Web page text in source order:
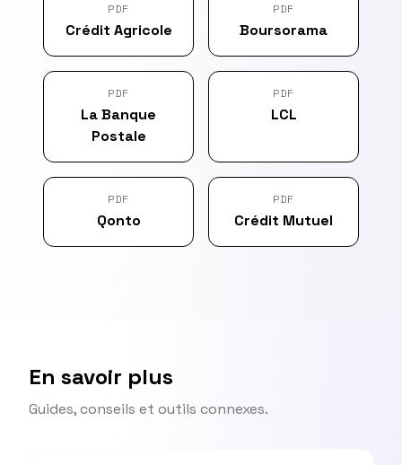
PDF
Crédit Agricole
PDF
Boursorama
PDF
La Banque
Postale
PDF
LCL
PDF
Qonto
PDF
Crédit Mutuel
En savoir plus
Guides, conseils et outils connexes.